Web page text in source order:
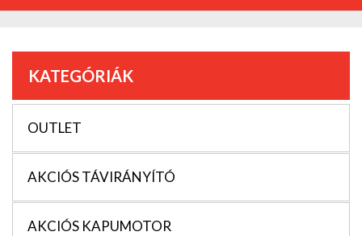
KATEGÓRIÁK
OUTLET
AKCIÓS TÁVIRÁNYÍTÓ
AKCIÓS KAPUMOTOR